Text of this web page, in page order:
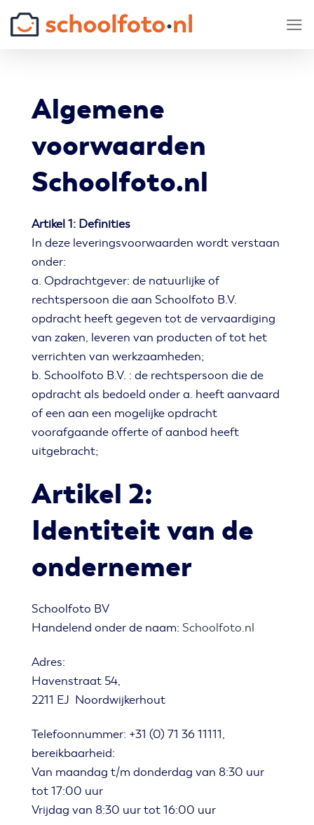
Algemene
voorwaarden
Schoolfoto.nl
Artikel 1: Definities
In deze leveringsvoorwaarden wordt verstaan
onder:
a. Opdrachtgever: de natuurlijke of
rechtspersoon die aan Schoolfoto B.V.
opdracht heeft gegeven tot de vervaardiging
van zaken, leveren van producten of tot het
verrichten van werkzaamheden;
b. Schoolfoto B.V. : de rechtspersoon die de
opdracht als bedoeld onder a. heeft aanvaard
of een aan een mogelijke opdracht
voorafgaande offerte of aanbod heeft
uitgebracht;
Artikel 2:
Identiteit van de
ondernemer
Schoolfoto BV
Handelend onder de naam: Schoolfoto.nl
Adres:
Havenstraat 54,
2211 EJ Noordwijkerhout
Telefoonnummer: +31 (0) 71 36 11111,
bereikbaarheid:
Van maandag t/m donderdag van 8:30 uur
tot 17:00 uur
Vrijdag van 8:30 uur tot 16:00 uur